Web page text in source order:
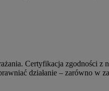
Certyfikacja zgodności
działanie – zarówno w